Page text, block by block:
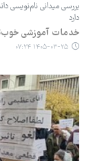
بررسی میدانی ‌نام‌نویسی
دارد
خدمات آموزشی
۱۴۰۵-۰۳-۲۵ ۰۷:۲۴